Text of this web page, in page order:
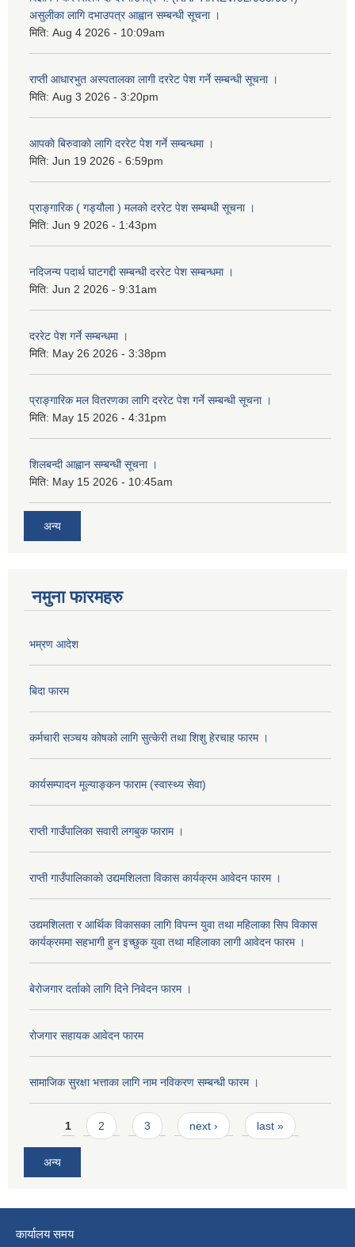
असुलीका लागि दभाउपत्र आह्वान सम्बन्धी सूचना ।
मिति: Aug 4 2026 - 10:09am
राप्ती आधारभुत अस्पतालका लागी दररेट पेश गर्ने सम्बन्धी सूचना ।
मिति: Aug 3 2026 - 3:20pm
आपकाे बिरुवाकाे लागि दररेट पेश गर्ने सम्बन्धमा ।
मिति: Jun 19 2026 - 6:59pm
प्राङ्गारिक ( गड्यौला ) मलको दररेट पेश सम्बम्धी सूचना ।
मिति: Jun 9 2026 - 1:43pm
नदिजन्य पदार्थ घाटगद्दी सम्बन्धी दररेट पेश सम्बन्धमा ।
मिति: Jun 2 2026 - 9:31am
दररेट पेश गर्ने सम्बन्धमा ।
मिति: May 26 2026 - 3:38pm
प्राङ्गारिक मल वितरणका लागि दररेट पेश गर्ने सम्बन्धी सूचना ।
मिति: May 15 2026 - 4:31pm
शिलबन्दी आह्वान सम्बन्धी सूचना ।
मिति: May 15 2026 - 10:45am
अन्य
नमुना फारमहरु
भम्रण आदेश
बिदा फारम
कर्मचारी सञ्चय कोषको लागि सुत्केरी तथा शिशु हेरचाह फारम ।
कार्यसम्पादन मूल्याङ्कन फाराम (स्वास्थ्य सेवा)
राप्ती गाउँपालिका सवारी लगबुक फाराम ।
राप्ती गाउँपालिकाको उद्यमशिलता विकास कार्यक्रम आवेदन फारम ।
उद्यमशिलता र आर्थिक विकासका लागि विपन्न युवा तथा महिलाका सिप विकास
कार्यक्रममा सहभागी हुन इच्छुक युवा तथा महिलाका लागी आवेदन फारम ।
बेरोजगार दर्ताको लागि दिने निवेदन फारम ।
रोजगार सहायक आवेदन फारम
सामाजिक सुरक्षा भत्ताका लागि नाम नविकरण सम्बन्धी फारम ।
Pages
1 2 3 next › last »
अन्य
कार्यालय समय